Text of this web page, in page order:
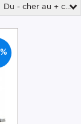
Du - cher au + cher